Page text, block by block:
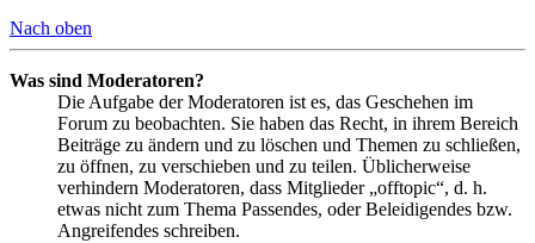
Nach oben
Was sind Moderatoren?
Die Aufgabe der Moderatoren ist es, das Geschehen im
Forum zu beobachten. Sie haben das Recht, in ihrem Bereich
Beiträge zu ändern und zu löschen und Themen zu schließen,
zu öffnen, zu verschieben und zu teilen. Üblicherweise
verhindern Moderatoren, dass Mitglieder „offtopic“, d. h.
etwas nicht zum Thema Passendes, oder Beleidigendes bzw.
Angreifendes schreiben.